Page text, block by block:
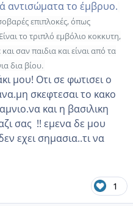
αντισώματα το έμβρυο.
επιπλοκές, όπως
το τριπλό εμβόλιο κοκκυτη,
σαν παιδια και είναι από τα
δια βίου.
μου! Οτι σε φωτισει ο
σκεφτεσαι το κακο
και η βασιλικη
σας !! εμενα δε μου
εχει σημασια..τι να
1